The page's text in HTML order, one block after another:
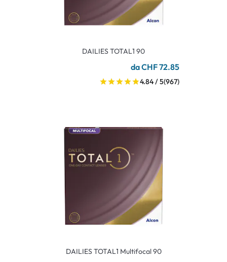
DAILIES TOTAL1 90
da CHF 72.85
4.84 / 5(967)
DAILIES TOTAL1 Multifocal 90